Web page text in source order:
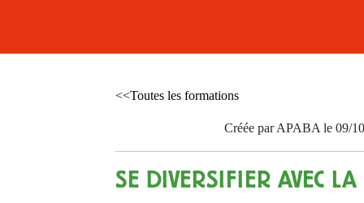
<<Toutes les formations
Créée par APABA le 09/
SE DIVERSIFIER AVEC LA